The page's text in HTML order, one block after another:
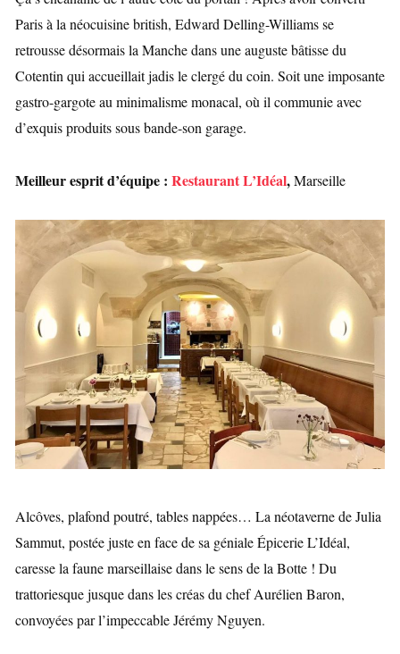
Paris à la néocuisine british, Edward Delling-Williams se
retrousse désormais la Manche dans une auguste bâtisse du
Cotentin qui accueillait jadis le clergé du coin. Soit une imposante
gastro-gargote au minimalisme monacal, où il communie avec
d’exquis produits sous bande-son garage.
Meilleur esprit d’équipe : Restaurant L’Idéal,Marseille
Alcôves, plafond poutré, tables nappées… La néotaverne de Julia
Sammut, postée juste en face de sa géniale Épicerie L’Idéal,
caresse la faune marseillaise dans le sens de la Botte ! Du
trattoriesque jusque dans les créas du chef Aurélien Baron,
convoyées par l’impeccable Jérémy Nguyen.